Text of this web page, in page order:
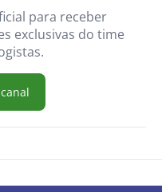
para receber
exclusivas do time